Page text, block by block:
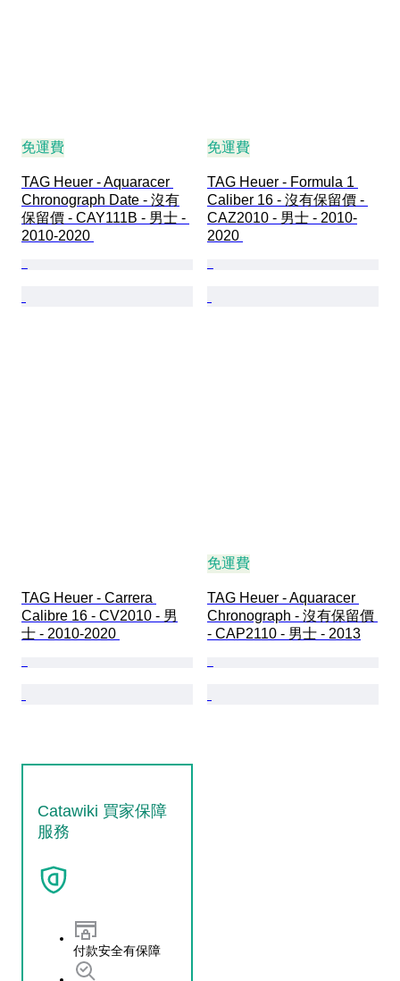
免運費
TAG Heuer - Aquaracer
Chronograph Date - 沒有
保留價 - CAY111B - 男士 -
2010-2020
免運費
TAG Heuer - Formula 1
Caliber 16 - 沒有保留價 -
CAZ2010 - 男士 - 2010-
2020
TAG Heuer - Carrera
Calibre 16 - CV2010 - 男
士 - 2010-2020
免運費
TAG Heuer - Aquaracer
Chronograph - 沒有保留價
- CAP2110 - 男士 - 2013
Catawiki 買家保障
服務
付款安全有保障